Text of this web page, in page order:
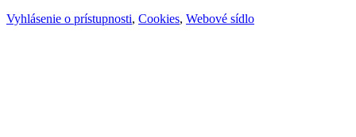
Vyhlásenie o prístupnosti, Cookies, Webové sídlo